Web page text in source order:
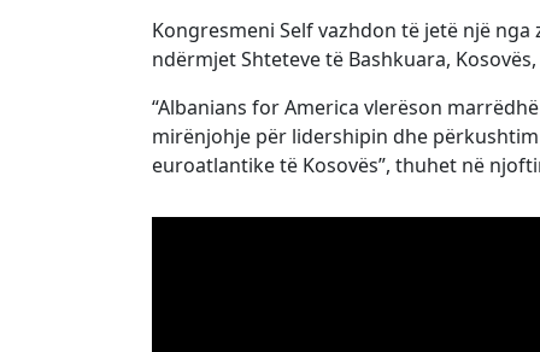
Kongresmeni Self vazhdon të jetë një
ndërmjet Shteteve të Bashkuara,
“Albanians for America vlerëson
mirënjohje për lidershipin dhe
euroatlantike të Kosovës”, thuhet në